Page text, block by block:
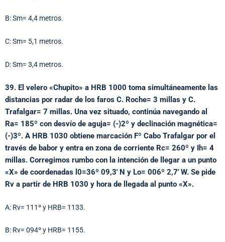
B: Sm= 4,4 metros.
C: Sm= 5,1 metros.
D: Sm= 3,4 metros.
39. El velero «Chupito» a HRB 1000 toma simultáneamente las
distancias por radar de los faros C. Roche= 3 millas y C.
Trafalgar= 7 millas. Una vez situado, continúa navegando al
Ra= 185º con desvío de aguja= (-)2º y declinación magnética=
(-)3º. A HRB 1030 obtiene marcación Fº Cabo Trafalgar por el
través de babor y entra en zona de corriente Rc= 260º y Ih= 4
millas. Corregimos rumbo con la intención de llegar a un punto
«X» de coordenadas l0=36º 09,3′ N y Lo= 006º 2,7′ W. Se pide
Rv a partir de HRB 1030 y hora de llegada al punto «X».
A: Rv= 111º y HRB= 1133.
B: Rv= 094º y HRB= 1155.